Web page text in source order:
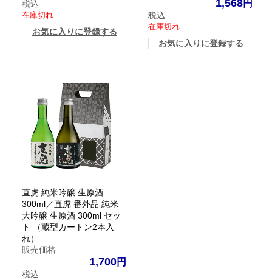
税込
在庫切れ
お気に入りに登録する
1,568
税込
在庫切れ
お気に入りに登録する
直虎 純米吟醸 生原酒
300ml／直虎 番外品 純米
大吟醸 生原酒 300ml セッ
ト （蔵型カートン2本入
れ）
販売価格
1,700
税込